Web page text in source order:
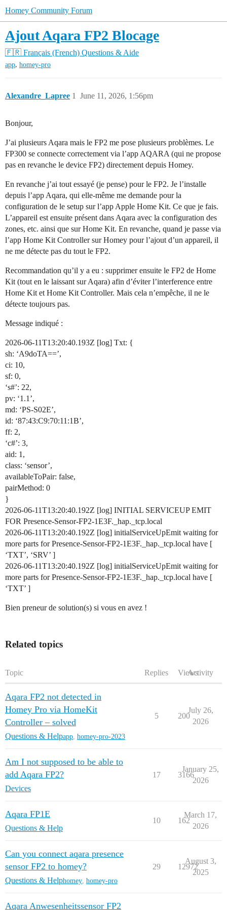
Homey Community Forum
Ajout Aqara FP2 Blocage
🇫🇷 Français (French) Questions & Aide
app, homey-pro
Alexandre_Lapree June 11, 2026, 1:56pm
1
Bonjour,
J’ai plusieurs Aqara mais le FP2 me pose plusieurs problèmes. Le
FP300 se connecte correctement via l’app AQARA (qui ne propose
pas en revanche le device FP2) directement depuis Homey.
En revanche j’ai tout essayé (je pense) pour le FP2. Je l’installe
depuis l’app Aqara, qui elle-même me demande pour la
configuration de le setup sur l’app Apple Home Kit. Ce que je fais.
L’appareil est ensuite présent dans Aqara avec la configuration des
zones, etc. ainsi que sur Home Kit. En revanche, quand je passe via
l’app Home Kit Controller sur Homey pour l’ajout d’un appareil, il
ne me détecte pas du tout le FP2.
Recommandation qu’il y a eu : supprimer ensuite le FP2 de Home
Kit (tout en le laissant sur Aqara) afin d’éviter l’interference entre
Home Kit et Home Kit Controller. Mais cela n’empêche, il ne le
détecte toujours pas.
Message indiqué :
2026-06-11T13:20:40.193Z [log] Txt: {
sh: ‘A9doTA==’,
ci: 10,
sf: 0,
‘s#’: 22,
pv: ‘1.1’,
md: ‘PS-S02E’,
id: ‘87:43:C9:70:11:1B’,
ff: 2,
‘c#’: 3,
aid: 1,
class: ‘sensor’,
availableToPair: false,
pairMethod: 0
}
2026-06-11T13:20:40.192Z [log] INITIAL SERVICEUP EMIT
FOR Presence-Sensor-FP2-1E3F._hap._tcp.local
2026-06-11T13:20:40.192Z [log] initialServiceUpEmit waiting for
more parts for Presence-Sensor-FP2-1E3F._hap._tcp.local have [
‘TXT’, ‘SRV’ ]
2026-06-11T13:20:40.192Z [log] initialServiceUpEmit waiting for
more parts for Presence-Sensor-FP2-1E3F._hap._tcp.local have [
‘TXT’ ]
Bien preneur de solution(s) si vous en avez !
Related topics
Topic Replies ViewsActivity
Aqara FP2 not detected in
Homey Pro via HomeKit
Controller – solved
Questions & Helpapp homey-pro-2023
5 200
July 26,
2026
Am I not supposed to be able to
add Aqara FP2?
Devices
17 3166
January 25,
2026
Aqara FP1E
Questions & Help
10 162
March 17,
2026
Can you connect aqara presence
sensor FP2 to homey?
Questions & Helphomey homey-pro
29 12972
August 3,
2025
Aqara Anwesenheitssensor FP2